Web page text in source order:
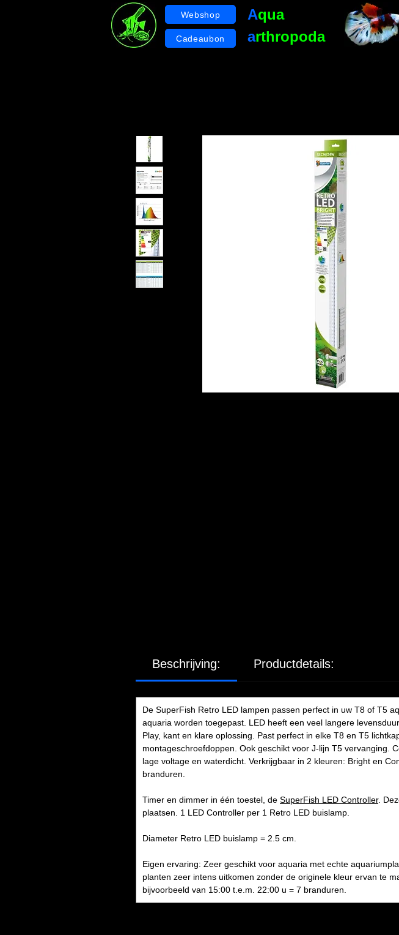
Webshop
Cadeaubon
Aqua
arthropoda
Beschrijving: Productdetails:
De SuperFish Retro LED lampen passen perfect in uw T8 of T5
aquaria worden toegepast. LED heeft een veel langere
Play, kant en klare oplossing. Past perfect in elke T8 en T5
montageschroefdoppen. Ook geschikt voor J-lijn T5 vervanging.
lage voltage en waterdicht. Verkrijgbaar in 2 kleuren: Bright en
branduren.
Timer en dimmer in één toestel, de SuperFish LED Controller.
plaatsen. 1 LED Controller per 1 Retro LED buislamp.
Diameter Retro LED buislamp = 2.5 cm.
Eigen ervaring: Zeer geschikt voor aquaria met echte
planten zeer intens uitkomen zonder de originele kleur ervan te
bijvoorbeeld van 15:00 t.e.m. 22:00 u = 7 branduren.